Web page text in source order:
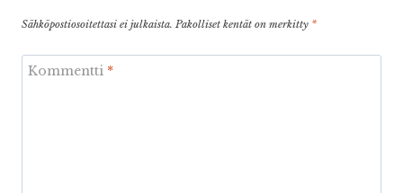
Sähköpostiosoitettasi ei julkaista. Pakolliset kentät on merkitty *
Kommentti *